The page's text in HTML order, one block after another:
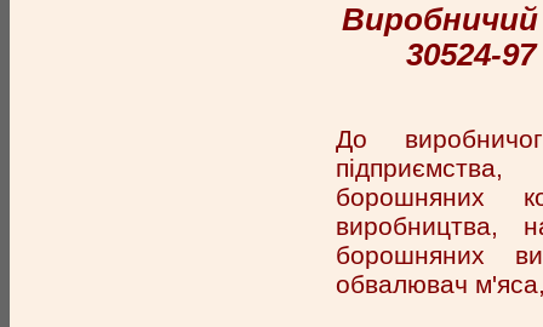
Виробничий
30524-
До
борошняних
виробництва,
борошняних
обвалювач